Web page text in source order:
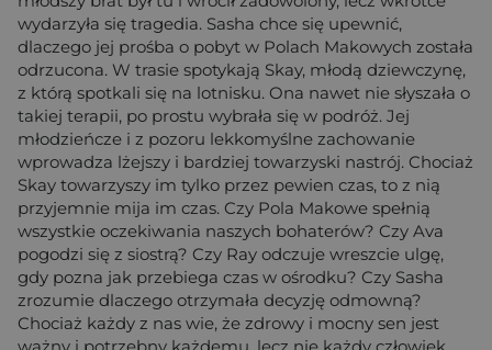
wydarzyła się tragedia. Sasha chce się upewnić,
dlaczego jej prośba o pobyt w Polach Makowych została
odrzucona. W trasie spotykają Skay, młodą dziewczynę,
z którą spotkali się na lotnisku. Ona nawet nie słyszała o
takiej terapii, po prostu wybrała się w podróż. Jej
młodzieńcze i z pozoru lekkomyślne zachowanie
wprowadza lżejszy i bardziej towarzyski nastrój. Chociaż
Skay towarzyszy im tylko przez pewien czas, to z nią
przyjemnie mija im czas. Czy Pola Makowe spełnią
wszystkie oczekiwania naszych bohaterów? Czy Ava
pogodzi się z siostrą? Czy Ray odczuje wreszcie ulgę,
gdy pozna jak przebiega czas w ośrodku? Czy Sasha
zrozumie dlaczego otrzymała decyzję odmowną?
Chociaż każdy z nas wie, że zdrowy i mocny sen jest